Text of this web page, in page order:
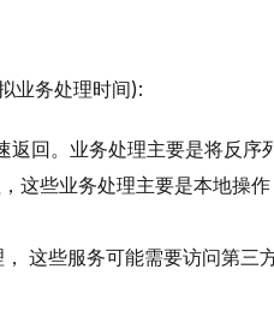
业务处理时间):
返回。业务处理主要是将反序
这些业务处理主要是本地操
这些服务可能需要访问第三